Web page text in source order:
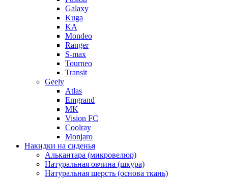
Galaxy
Kuga
KA
Mondeo
Ranger
S-max
Tourneo
Transit
Geely
Atlas
Emgrand
MK
Vision FC
Coolray
Monjaro
Накидки на сиденья
Алькантара (микровелюр)
Натуральная овчина (шкура)
Натуральная шерсть (основа ткань)